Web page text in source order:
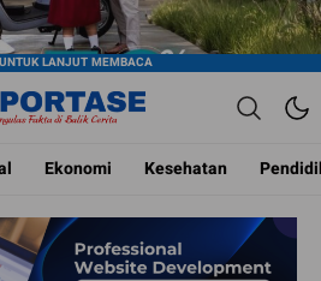
Fakta Di Balik Cerita
Ekonomi Kesehatan